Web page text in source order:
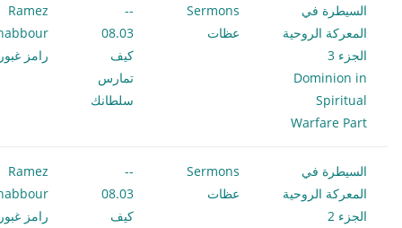
السيطرة في
المعركة الروحية
الجزء 3
Dominion in
Spiritual
Warfare Part
Sermons
عظات
--
08.03
كيف
تمارس
سلطانك
Ramez
رامز
السيطرة في
المعركة الروحية
الجزء 2
Sermons
عظات
--
08.03
كيف
Ramez
رامز